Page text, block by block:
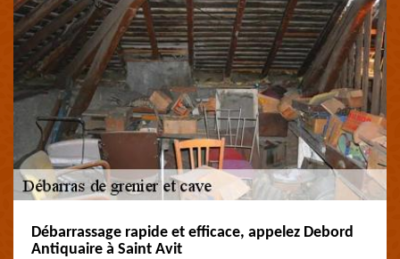
Débarrassage rapide et efficace, appelez Debord
Antiquaire à Saint Avit